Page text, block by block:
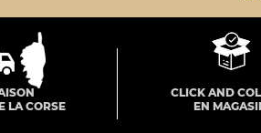
LA CORSE
CLICK AND
EN